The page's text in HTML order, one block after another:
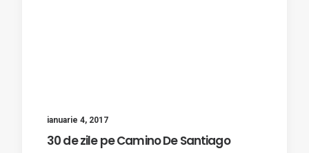
ianuarie 4, 2017
30 de zile pe Camino De Santiago